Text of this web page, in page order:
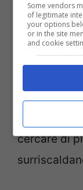
inglese sia
desiderio
persone
rinviato di
dell’ordine
cercare di
Some vendors
of legitimate
your options
or in the site
and cookie